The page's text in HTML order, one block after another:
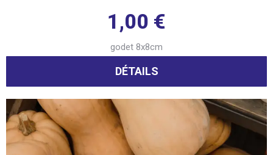
1,00 €
godet 8x8cm
DÉTAILS